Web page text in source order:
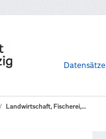
Datensätze
Landwirtschaft, Fischerei,...